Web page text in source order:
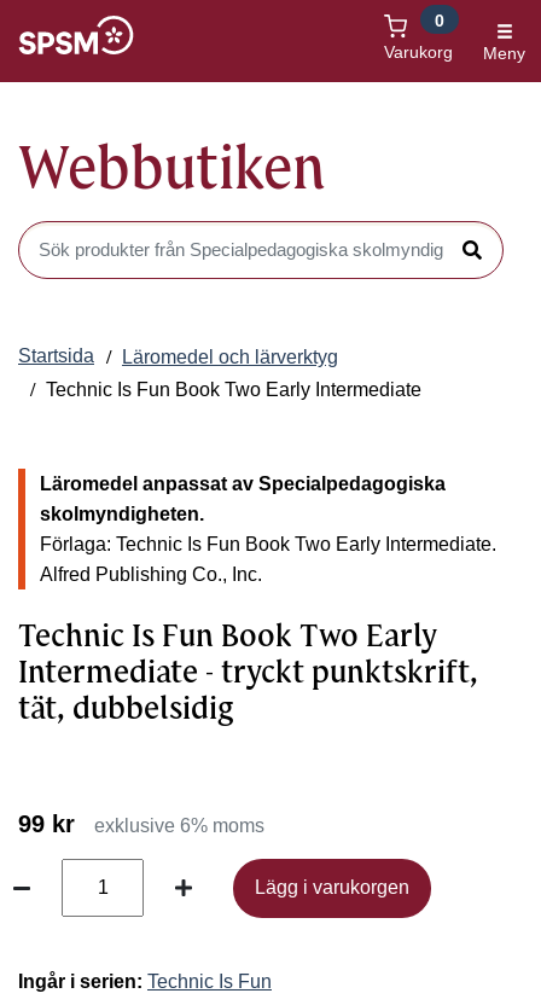
Varukorg
0
Meny
Webbutiken
Sök produkter i Webbutiken
Sök
Startsida
Läromedel och lärverktyg
Technic Is Fun Book Two Early Intermediate
Läromedel anpassat av Specialpedagogiska
skolmyndigheten.
Förlaga: Technic Is Fun Book Two Early Intermediate.
Alfred Publishing Co., Inc.
Technic Is Fun Book Two Early
Intermediate - tryckt punktskrift,
tät, dubbelsidig
99 kr exklusive 6% moms
Lägg i varukorgen
Lägg i varukorgen
Ingår i serien: Technic Is Fun